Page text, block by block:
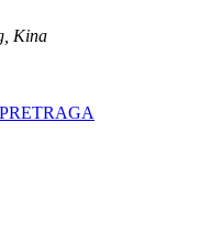
Kina